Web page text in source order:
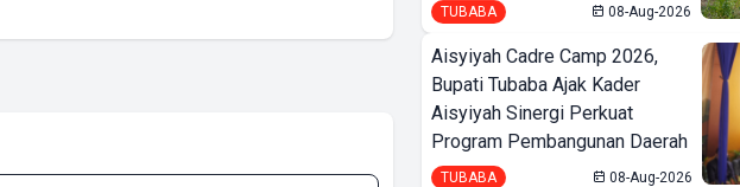
TUBABA 08-Aug-2026
Aisyiyah Cadre Camp 2026,
Bupati Tubaba Ajak Kader
Aisyiyah Sinergi Perkuat
Program Pembangunan Daerah
TUBABA 08-Aug-2026